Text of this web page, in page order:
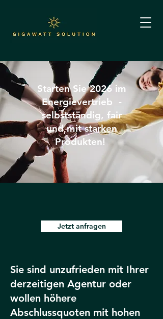
Starten Sie 2026 im
Energievertrieb -
selbstständig, fair
und mit starken
Produkten!
Jetzt anfragen
Sie sind unzufrieden mit Ihrer
derzeitigen Agentur oder
wollen höhere
Abschlussquoten mit hohen